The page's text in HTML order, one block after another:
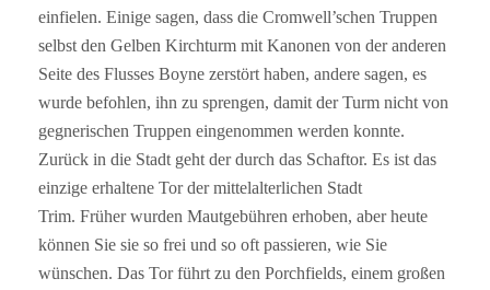
einfielen. Einige sagen, dass die Cromwell’schen Truppen
selbst den Gelben Kirchturm mit Kanonen von der anderen
Seite des Flusses Boyne zerstört haben, andere sagen, es
wurde befohlen, ihn zu sprengen, damit der Turm nicht von
gegnerischen Truppen eingenommen werden konnte.
Zurück in die Stadt geht der durch das Schaftor. Es ist das
einzige erhaltene Tor der mittelalterlichen Stadt
Trim. Früher wurden Mautgebühren erhoben, aber heute
können Sie sie so frei und so oft passieren, wie Sie
wünschen. Das Tor führt zu den Porchfields, einem großen